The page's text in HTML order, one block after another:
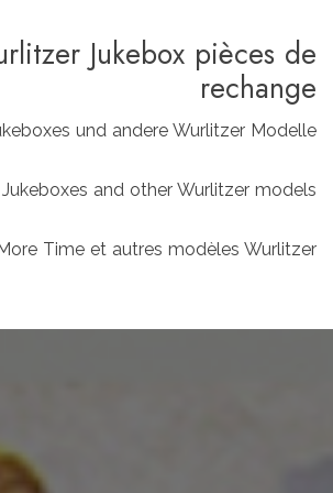
Jukebox pièces de
rechange
und andere Wurlitzer Modelle
and other Wurlitzer models
Time et autres modèles Wurlitzer